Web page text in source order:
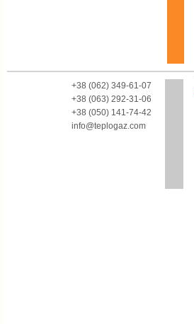
+38 (062) 349-61-07
+38 (063) 292-31-06
+38 (050) 141-74-42
info@teplogaz.com